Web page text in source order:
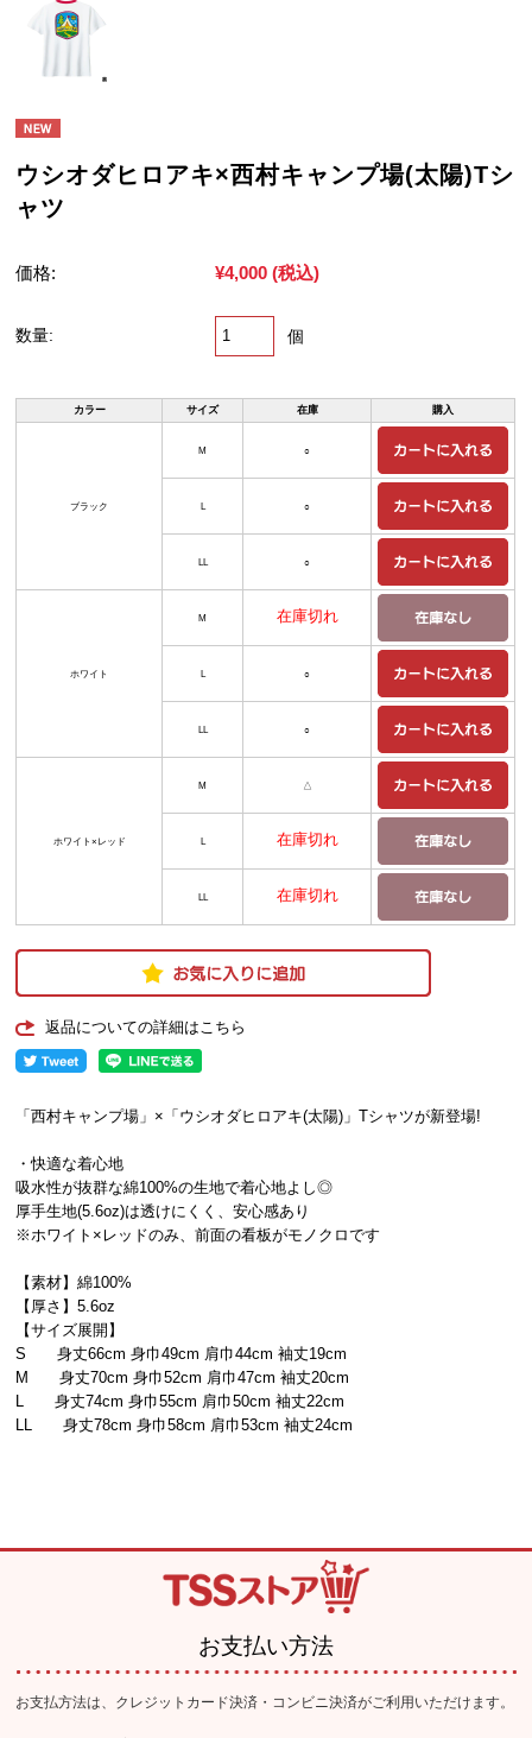
ウシオダヒロアキ×西村キャンプ場(太陽)Tシ
ャツ
価格: ¥4,000 (税込)
数量: 個
カラー サイズ 在庫 購入
ブラック
M ○
L ○
LL ○
ホワイト
M 在庫切れ
L ○
LL ○
ホワイト×レッド
M △
L 在庫切れ
LL 在庫切れ
返品についての詳細はこちら
「西村キャンプ場」×「ウシオダヒロアキ(太陽)」Tシャツが新登場!
・快適な着心地
吸水性が抜群な綿100%の生地で着心地よし◎
厚手生地(5.6oz)は透けにくく、安心感あり
※ホワイト×レッドのみ、前面の看板がモノクロです
【素材】綿100%
【厚さ】5.6oz
【サイズ展開】
S 身丈66cm 身巾49cm 肩巾44cm 袖丈19cm
M 身丈70cm 身巾52cm 肩巾47cm 袖丈20cm
L 身丈74cm 身巾55cm 肩巾50cm 袖丈22cm
LL 身丈78cm 身巾58cm 肩巾53cm 袖丈24cm
お支払い方法
お支払方法は、クレジットカード決済・コンビニ決済がご利用いただけます。